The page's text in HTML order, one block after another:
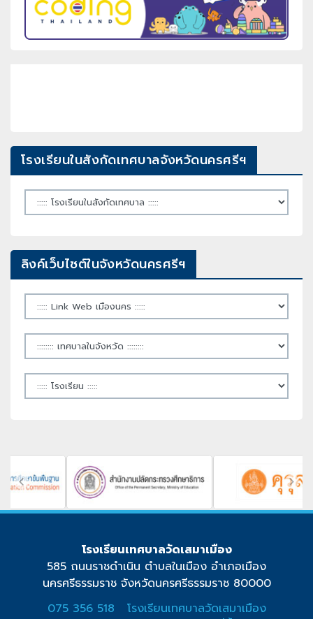
โรงเรียนในสังกัดเทศบาลจังหวัดนครศรีฯ
ลิงค์เว็บไซต์ในจังหวัดนครศรีฯ
โรงเรียนเทศบาลวัดเสมาเมือง
585 ถนนราชดำเนิน ตำบลในเมือง อำเภอเมือง
นครศรีธรรมราช จังหวัดนครศรีธรรมราช 80000
075 356 518
โรงเรียนเทศบาลวัดเสมาเมือง